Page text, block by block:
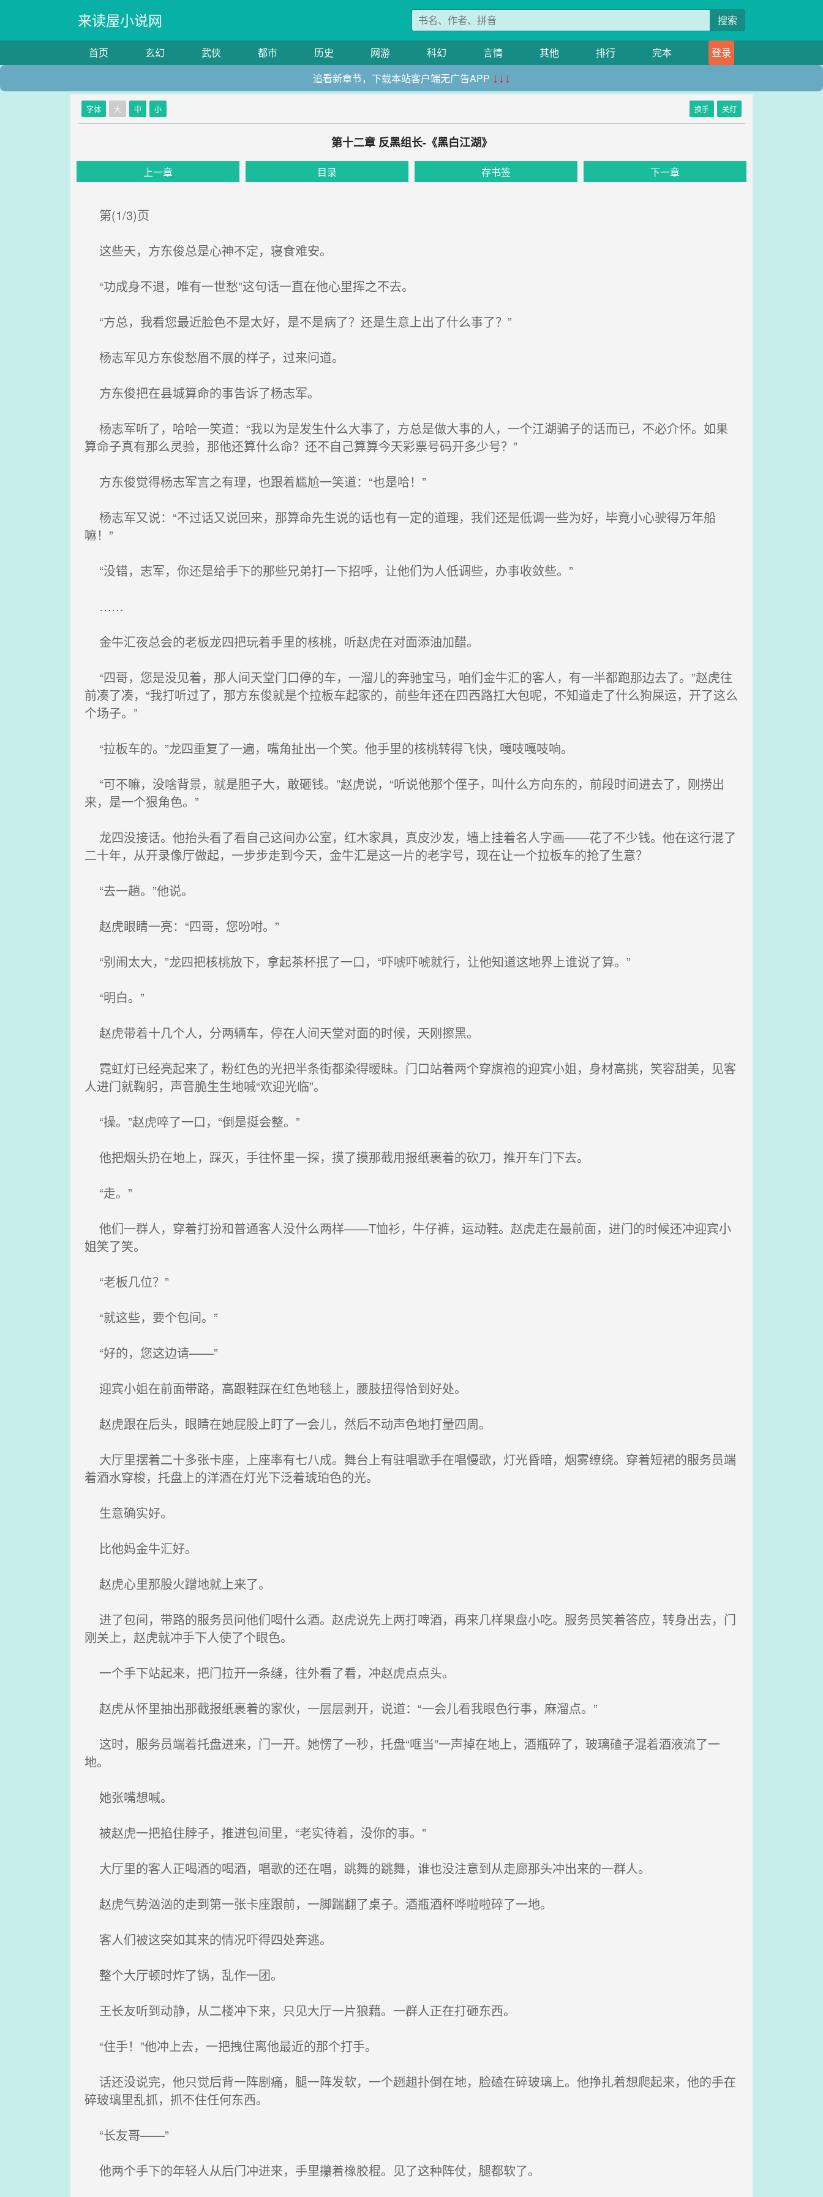
来读屋小说网 搜索
首页 玄幻 武侠 都市 历史 网游 科幻 言情 其他 排行 完本
登录
追看新章节，下载本站客户端无广告APP ↓↓↓
字体 大 中 小 换手 关灯
第十二章 反黑组长-《黑白江湖》
上一章 目录 存书签 下一章
第(1/3)页
这些天，方东俊总是心神不定，寝食难安。
“功成身不退，唯有一世愁”这句话一直在他心里挥之不去。
“方总，我看您最近脸色不是太好，是不是病了？还是生意上出了什么事了？”
杨志军见方东俊愁眉不展的样子，过来问道。
方东俊把在县城算命的事告诉了杨志军。
杨志军听了，哈哈一笑道：“我以为是发生什么大事了，方总是做大事的人，一个江湖骗子的话而已，不必介怀。如果
算命子真有那么灵验，那他还算什么命？还不自己算算今天彩票号码开多少号？”
方东俊觉得杨志军言之有理，也跟着尴尬一笑道：“也是哈！”
杨志军又说：“不过话又说回来，那算命先生说的话也有一定的道理，我们还是低调一些为好，毕竟小心驶得万年船
嘛！”
“没错，志军，你还是给手下的那些兄弟打一下招呼，让他们为人低调些，办事收敛些。”
……
金牛汇夜总会的老板龙四把玩着手里的核桃，听赵虎在对面添油加醋。
“四哥，您是没见着，那人间天堂门口停的车，一溜儿的奔驰宝马，咱们金牛汇的客人，有一半都跑那边去了。”赵虎往
前凑了凑，“我打听过了，那方东俊就是个拉板车起家的，前些年还在四西路扛大包呢，不知道走了什么狗屎运，开了这么
个场子。”
“拉板车的。”龙四重复了一遍，嘴角扯出一个笑。他手里的核桃转得飞快，嘎吱嘎吱响。
“可不嘛，没啥背景，就是胆子大，敢砸钱。”赵虎说，“听说他那个侄子，叫什么方向东的，前段时间进去了，刚捞出
来，是一个狠角色。”
龙四没接话。他抬头看了看自己这间办公室，红木家具，真皮沙发，墙上挂着名人字画——花了不少钱。他在这行混了
二十年，从开录像厅做起，一步步走到今天，金牛汇是这一片的老字号，现在让一个拉板车的抢了生意？
“去一趟。”他说。
赵虎眼睛一亮：“四哥，您吩咐。”
“别闹太大，”龙四把核桃放下，拿起茶杯抿了一口，“吓唬吓唬就行，让他知道这地界上谁说了算。”
“明白。”
赵虎带着十几个人，分两辆车，停在人间天堂对面的时候，天刚擦黑。
霓虹灯已经亮起来了，粉红色的光把半条街都染得暧昧。门口站着两个穿旗袍的迎宾小姐，身材高挑，笑容甜美，见客
人进门就鞠躬，声音脆生生地喊“欢迎光临”。
“操。”赵虎啐了一口，“倒是挺会整。”
他把烟头扔在地上，踩灭，手往怀里一探，摸了摸那截用报纸裹着的砍刀，推开车门下去。
“走。”
他们一群人，穿着打扮和普通客人没什么两样——T恤衫，牛仔裤，运动鞋。赵虎走在最前面，进门的时候还冲迎宾小
姐笑了笑。
“老板几位？”
“就这些，要个包间。”
“好的，您这边请——”
迎宾小姐在前面带路，高跟鞋踩在红色地毯上，腰肢扭得恰到好处。
赵虎跟在后头，眼睛在她屁股上盯了一会儿，然后不动声色地打量四周。
大厅里摆着二十多张卡座，上座率有七八成。舞台上有驻唱歌手在唱慢歌，灯光昏暗，烟雾缭绕。穿着短裙的服务员端
着酒水穿梭，托盘上的洋酒在灯光下泛着琥珀色的光。
生意确实好。
比他妈金牛汇好。
赵虎心里那股火蹭地就上来了。
进了包间，带路的服务员问他们喝什么酒。赵虎说先上两打啤酒，再来几样果盘小吃。服务员笑着答应，转身出去，门
刚关上，赵虎就冲手下人使了个眼色。
一个手下站起来，把门拉开一条缝，往外看了看，冲赵虎点点头。
赵虎从怀里抽出那截报纸裹着的家伙，一层层剥开，说道：“一会儿看我眼色行事，麻溜点。”
这时，服务员端着托盘进来，门一开。她愣了一秒，托盘“哐当”一声掉在地上，酒瓶碎了，玻璃碴子混着酒液流了一
地。
她张嘴想喊。
被赵虎一把掐住脖子，推进包间里，“老实待着，没你的事。”
大厅里的客人正喝酒的喝酒，唱歌的还在唱，跳舞的跳舞，谁也没注意到从走廊那头冲出来的一群人。
赵虎气势汹汹的走到第一张卡座跟前，一脚踹翻了桌子。酒瓶酒杯哗啦啦碎了一地。
客人们被这突如其来的情况吓得四处奔逃。
整个大厅顿时炸了锅，乱作一团。
王长友听到动静，从二楼冲下来，只见大厅一片狼藉。一群人正在打砸东西。
“住手！”他冲上去，一把拽住离他最近的那个打手。
话还没说完，他只觉后背一阵剧痛，腿一阵发软，一个趔趄扑倒在地，脸磕在碎玻璃上。他挣扎着想爬起来，他的手在
碎玻璃里乱抓，抓不住任何东西。
“长友哥——”
他两个手下的年轻人从后门冲进来，手里攥着橡胶棍。见了这种阵仗，腿都软了。